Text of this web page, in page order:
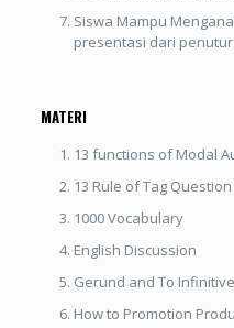
Siswa Mampu
presentasi dari
MATERI
13 functions of Modal
13 Rule of Tag Question
1000 Vocabulary
English Discussion
Gerund and To Infinitive
How to Promotion